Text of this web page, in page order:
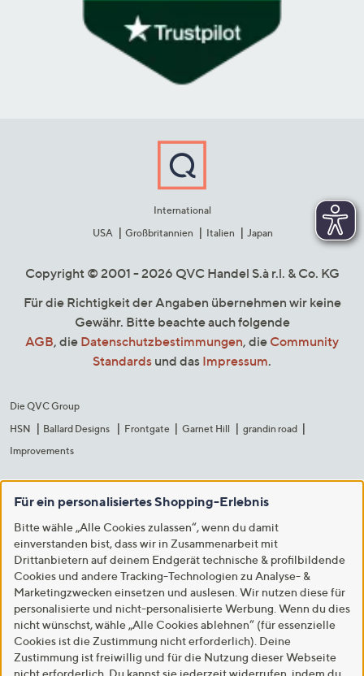
International
USA
Großbritannien Italien Japan
Copyright © 2001 - 2026 QVC Handel S.à r.l. & Co. KG
Für die Richtigkeit der Angaben übernehmen wir keine
Gewähr. Bitte beachte auch folgende
AGB, die Datenschutzbestimmungen, die Community
Standards und das Impressum.
Die QVC Group
HSN
Ballard Designs Frontgate Garnet Hill
grandin road
Improvements
Für ein personalisiertes Shopping-Erlebnis
Bitte wähle „Alle Cookies zulassen“, wenn du damit
einverstanden bist, dass wir in Zusammenarbeit mit
Drittanbietern auf deinem Endgerät technische & profilbildende
Cookies und andere Tracking-Technologien zu Analyse- &
Marketingzwecken einsetzen und auslesen. Wir nutzen diese für
personalisierte und nicht-personalisierte Werbung. Wenn du dies
nicht wünschst, wähle „Alle Cookies ablehnen“ (für essenzielle
Cookies ist die Zustimmung nicht erforderlich). Deine
Zustimmung ist freiwillig und für die Nutzung dieser Webseite
nicht erforderlich. Du kannst sie jederzeit widerrufen, indem du